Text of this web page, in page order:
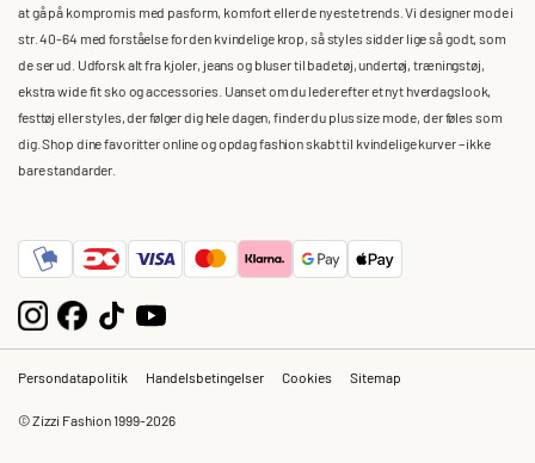
at gå på kompromis med pasform, komfort eller de nyeste trends. Vi designer mode i
str. 40-64 med forståelse for den kvindelige krop, så styles sidder lige så godt, som
de ser ud. Udforsk alt fra kjoler, jeans og bluser til badetøj, undertøj, træningstøj,
ekstra wide fit sko og accessories. Uanset om du leder efter et nyt hverdagslook,
festtøj eller styles, der følger dig hele dagen, finder du plus size mode, der føles som
dig. Shop dine favoritter online og opdag fashion skabt til kvindelige kurver – ikke
bare standarder.
Persondatapolitik Handelsbetingelser Cookies Sitemap
© Zizzi Fashion 1999-2026